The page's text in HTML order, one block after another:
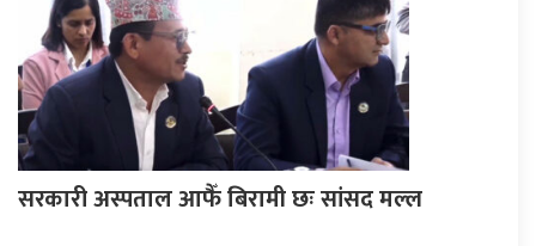
सरकारी अस्पताल आफैँ बिरामी छः सांसद मल्ल